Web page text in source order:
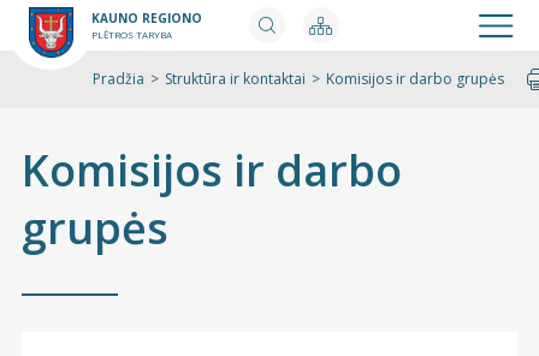
KAUNO REGIONO
PLĖTROS TARYBA
Pradžia > Struktūra ir kontaktai > Komisijos ir darbo grupės
Komisijos ir darbo
grupės